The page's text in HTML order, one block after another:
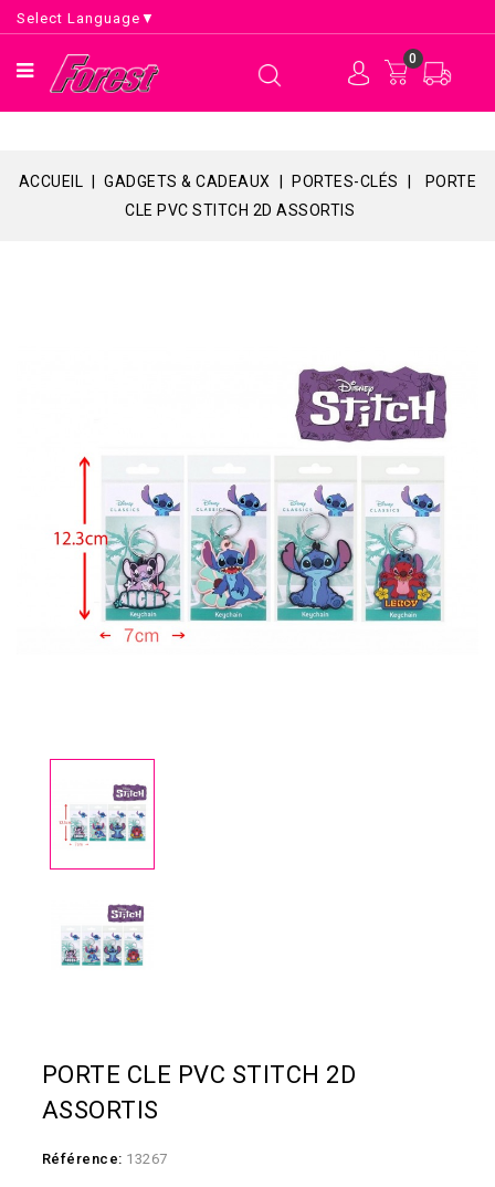
Select Language ▼
0
ACCUEIL GADGETS & CADEAUX PORTES-CLÉS
PORTE
CLE PVC STITCH 2D ASSORTIS
PORTE CLE PVC STITCH 2D
ASSORTIS
Référence: 13267